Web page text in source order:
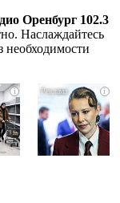
Оренбург 102.3
Наслаждайтесь
необходимости
i
Какие
товары
пропадут
магазинов
i